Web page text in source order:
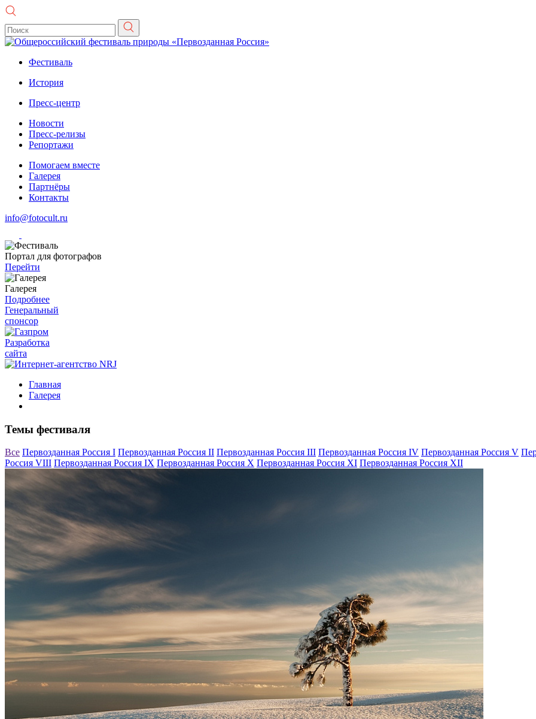
Фестиваль
История
Пресс-центр
Новости
Пресс-релизы
Репортажи
Помогаем вместе
Галерея
Партнёры
Контакты
info@fotocult.ru
Портал для фотографов
Перейти
Галерея
Подробнее
Генеральный
спонсор
Разработка
сайта
Главная
Галерея
Темы фестиваля
Все Первозданная Россия I Первозданная Россия II Первозданная Россия III Первозданная Россия IV Первозданная Россия V
Россия VIII Первозданная Россия IX Первозданная Россия X Первозданная Россия XI Первозданная Россия XII